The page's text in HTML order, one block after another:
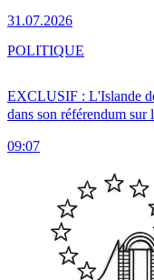
31.07.2026
EXCLUSIF : L'Islande
dans son référendum sur
09:07
POLITIQUE